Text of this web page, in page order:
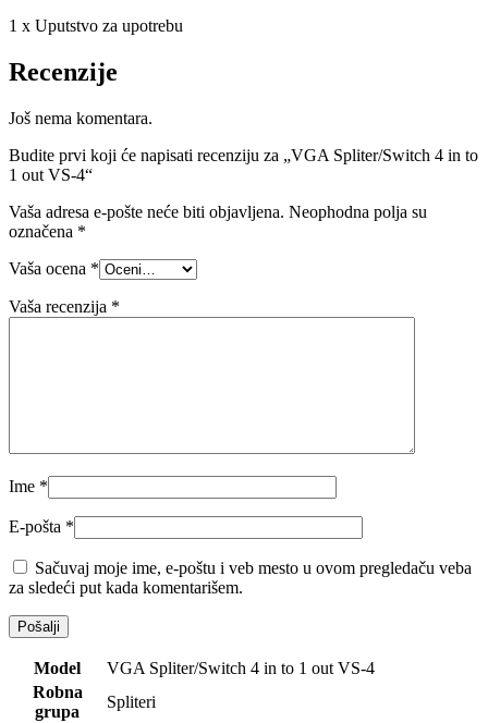
1 x Uputstvo za upotrebu
Recenzije
Još nema komentara.
Budite prvi koji će napisati recenziju za „VGA Spliter/Switch 4 in to
1 out VS-4“
Vaša adresa e-pošte neće biti objavljena. Neophodna polja su
označena *
Vaša ocena *
Vaša recenzija *
Ime *
E-pošta *
Sačuvaj moje ime, e-poštu i veb mesto u ovom pregledaču veba
za sledeći put kada komentarišem.
Model
VGA Spliter/Switch 4 in to 1 out VS-4
Robna
grupa
Spliteri